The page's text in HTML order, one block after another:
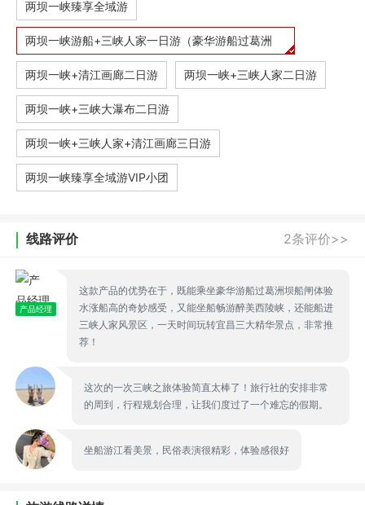
两坝一峡臻享全域游
两坝一峡游船+三峡人家一日游（豪华游船过葛洲
坝，船
两坝一峡+清江画廊二日游 两坝一峡+三峡人家二日游
两坝一峡+三峡大瀑布二日游
两坝一峡+三峡人家+清江画廊三日游
两坝一峡臻享全域游VIP小团
线路评价 2条评价>>
产品经理
这款产品的优势在于，既能乘坐豪华游船过葛洲坝船闸体验
水涨船高的奇妙感受，又能坐船畅游醉美西陵峡，还能船进
三峡人家风景区，一天时间玩转宜昌三大精华景点，非常推
荐！
这次的一次三峡之旅体验简直太棒了！旅行社的安排非常
的周到，行程规划合理，让我们度过了一个难忘的假期。
坐船游江看美景，民俗表演很精彩，体验感很好